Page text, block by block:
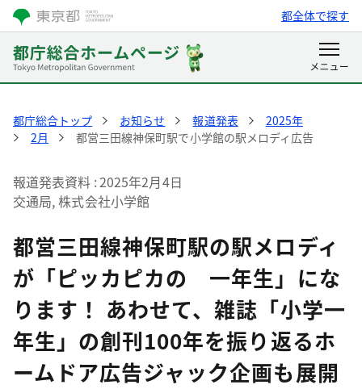
都全体で探す
都庁総合トップ お知らせ 報道発表
2025年
2月
都営三田線神保町駅で小学館の駅メロディ広告
報道発表資料 2025年2月4日
交通局, 株式会社小学館
都営三田線神保町駅の駅メロディ
が「ピッカピカの 一年生」にな
ります！ あわせて、雑誌「小学一
年生」の創刊100年を振り返るホ
ームドア広告ジャック企画も展開